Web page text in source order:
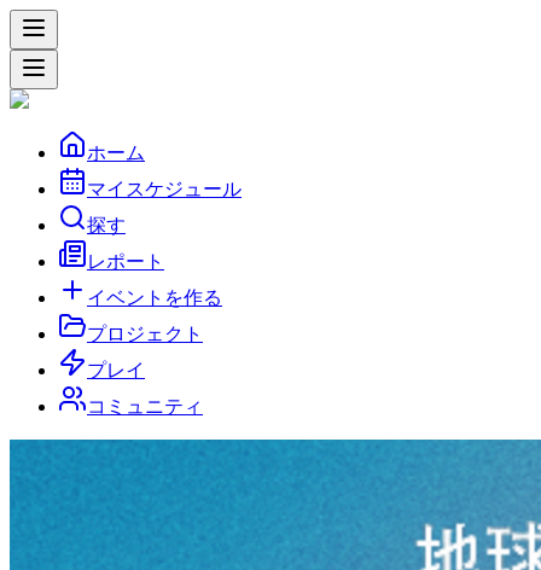
ホーム
マイスケジュール
探す
レポート
イベントを作る
プロジェクト
プレイ
コミュニティ